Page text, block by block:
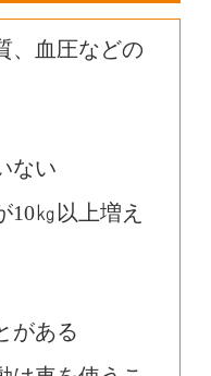
、血圧などの
ない
10㎏以上増え
がある